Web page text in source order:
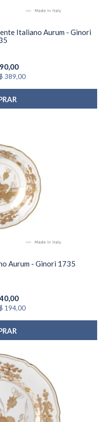
Italiano Aurum - Ginori
389,00
Aurum - Ginori 1735
194,00